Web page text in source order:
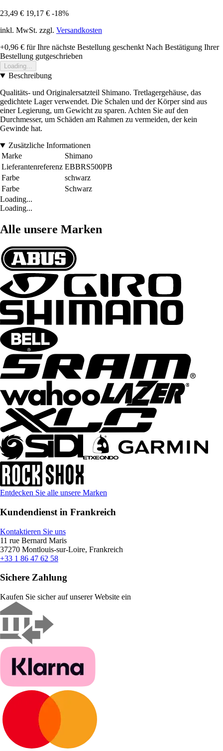
23,49 € 19,17 € -18%
inkl. MwSt. zzgl. Versandkosten
+0,96 € für Ihre nächste Bestellung geschenkt Nach Bestätigung Ihrer
Bestellung gutgeschrieben
Loading...
Beschreibung
Qualitäts- und Originalersatzteil Shimano. Tretlagergehäuse, das
gedichtete Lager verwendet. Die Schalen und der Körper sind aus
einer Legierung, um Gewicht zu sparen. Achten Sie auf den
Durchmesser, um Schäden am Rahmen zu vermeiden, der kein
Gewinde hat.
Zusätzliche Informationen
Marke
Shimano
Lieferantenreferenz EBBRS500PB
Farbe
schwarz
Farbe
Schwarz
Loading...
Loading...
Alle unsere Marken
Entdecken Sie alle unsere Marken
Kundendienst in Frankreich
Kontaktieren Sie uns
11 rue Bernard Maris
37270 Montlouis-sur-Loire, Frankreich
+33 1 86 47 62 58
Sichere Zahlung
Kaufen Sie sicher auf unserer Website ein